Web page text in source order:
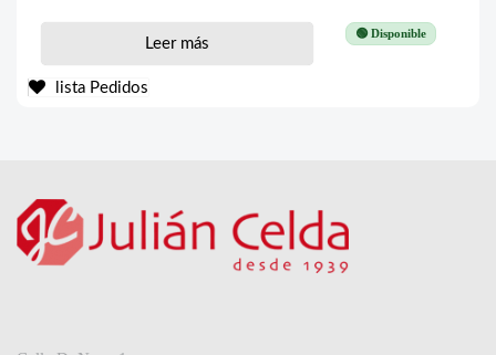
🟢 Disponible
Leer más
lista Pedidos